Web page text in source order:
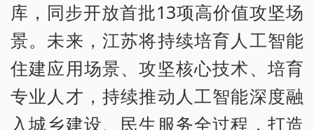
库，同步开放首批13项高价值攻坚场
景。未来，江苏将持续培育人工智能
住建应用场景、攻坚核心技术、培育
专业人才，持续推动人工智能深度融
入城乡建设、民生服务全过程，打造